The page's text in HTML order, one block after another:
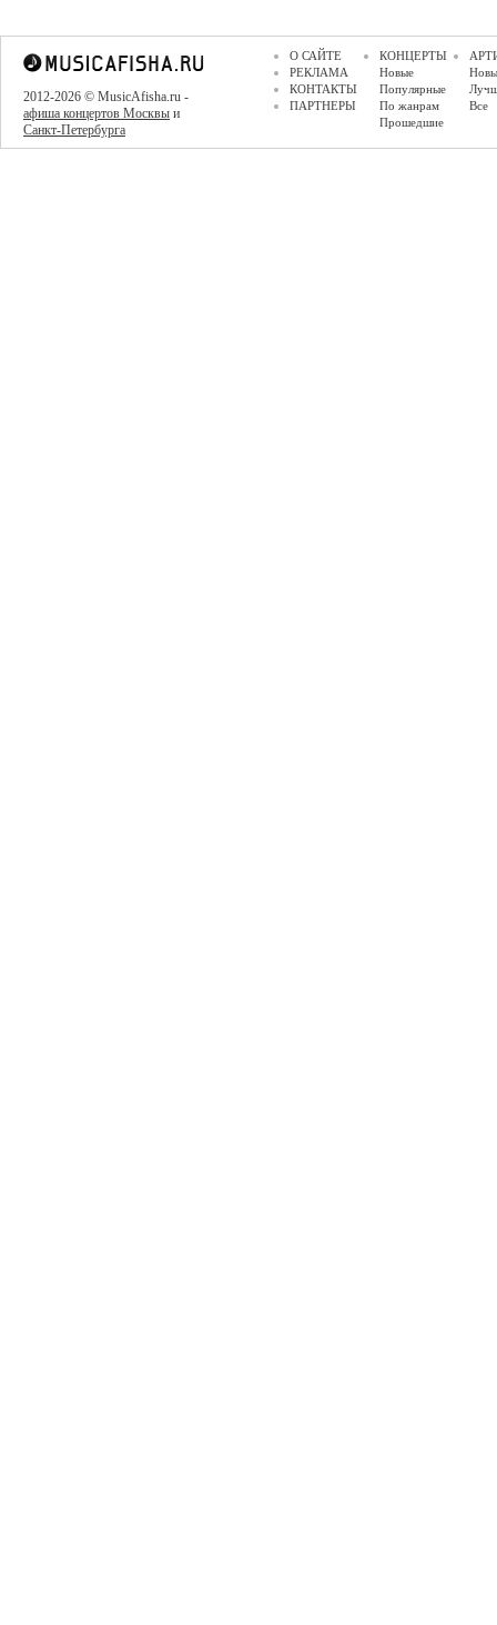
2012-2026 © MusicAfisha.ru -
афиша концертов Москвы и
Санкт-Петербурга
О САЙТЕ
РЕКЛАМА
КОНТАКТЫ
ПАРТНЕРЫ
КОНЦЕРТЫ
Новые
Популярные
По жанрам
Прошедшие
Все